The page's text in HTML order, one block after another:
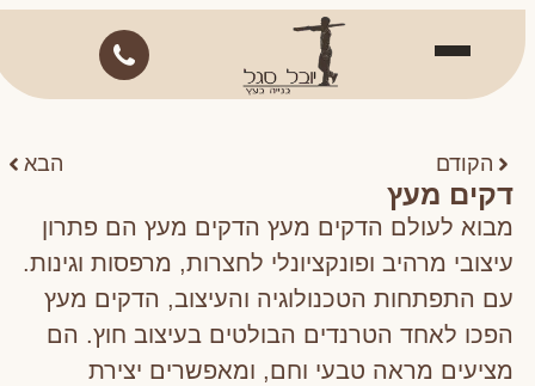
הקודם הבא
דקים מעץ
מבוא לעולם הדקים מעץ הדקים מעץ הם פתרון
עיצובי מרהיב ופונקציונלי לחצרות, מרפסות וגינות.
עם התפתחות הטכנולוגיה והעיצוב, הדקים מעץ
הפכו לאחד הטרנדים הבולטים בעיצוב חוץ. הם
מציעים מראה טבעי וחם, ומאפשרים יצירת